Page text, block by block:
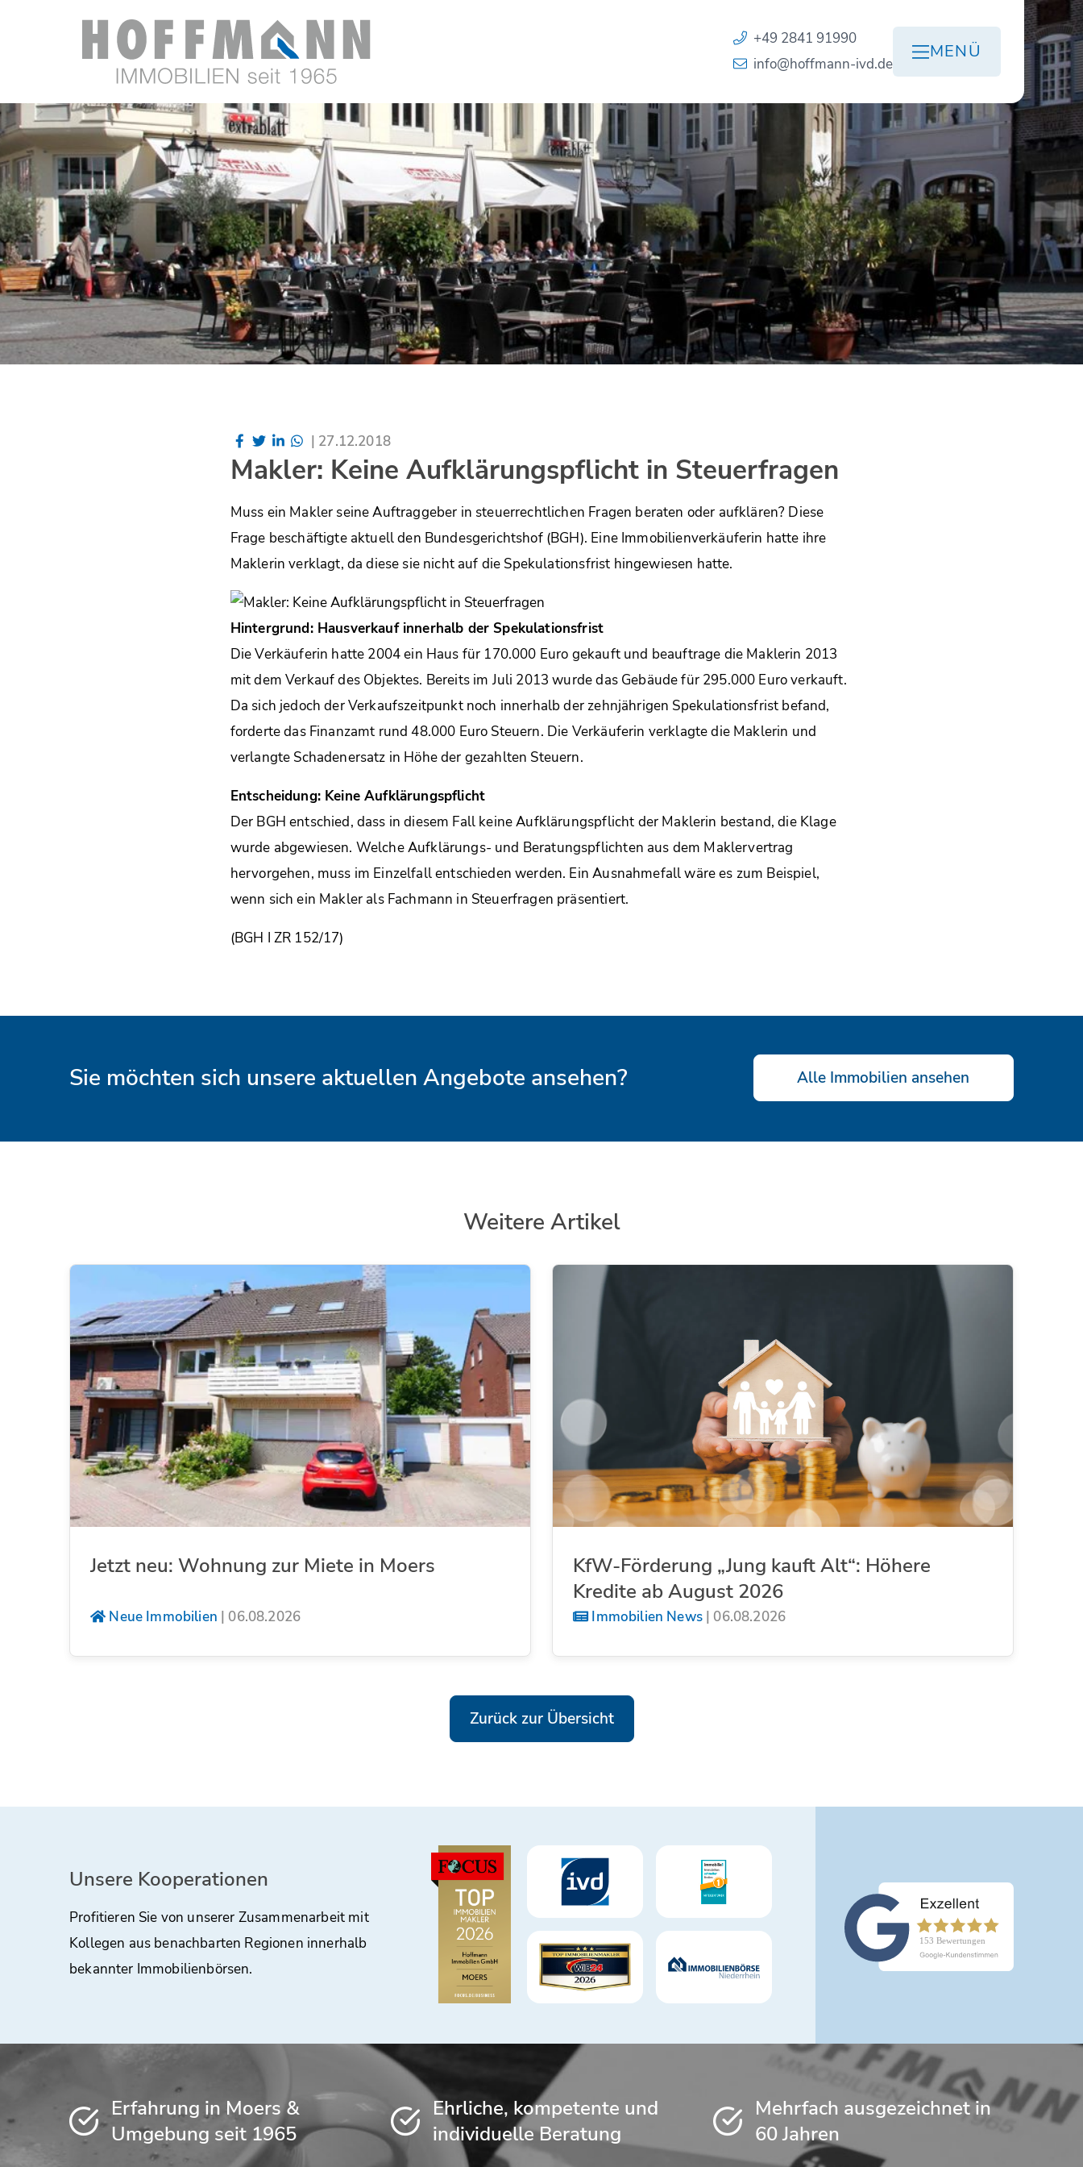
+49 2841 91990
info@hoffmann-ivd.de
MENÜ
| 27.12.2018
Makler: Keine Aufklärungspflicht in Steuerfragen
Muss ein Makler seine Auftraggeber in steuerrechtlichen Fragen beraten oder aufklären? Diese
Frage beschäftigte aktuell den Bundesgerichtshof (BGH). Eine Immobilienverkäuferin hatte ihre
Maklerin verklagt, da diese sie nicht auf die Spekulationsfrist hingewiesen hatte.
Hintergrund: Hausverkauf innerhalb der Spekulationsfrist
Die Verkäuferin hatte 2004 ein Haus für 170.000 Euro gekauft und beauftrage die Maklerin 2013
mit dem Verkauf des Objektes. Bereits im Juli 2013 wurde das Gebäude für 295.000 Euro verkauft.
Da sich jedoch der Verkaufszeitpunkt noch innerhalb der zehnjährigen Spekulationsfrist befand,
forderte das Finanzamt rund 48.000 Euro Steuern. Die Verkäuferin verklagte die Maklerin und
verlangte Schadenersatz in Höhe der gezahlten Steuern.
Entscheidung: Keine Aufklärungspflicht
Der BGH entschied, dass in diesem Fall keine Aufklärungspflicht der Maklerin bestand, die Klage
wurde abgewiesen. Welche Aufklärungs- und Beratungspflichten aus dem Maklervertrag
hervorgehen, muss im Einzelfall entschieden werden. Ein Ausnahmefall wäre es zum Beispiel,
wenn sich ein Makler als Fachmann in Steuerfragen präsentiert.
(BGH I ZR 152/17)
Sie möchten sich unsere aktuellen Angebote ansehen? Alle Immobilien ansehen
Weitere Artikel
Jetzt neu: Wohnung zur Miete in Moers
Neue Immobilien | 06.08.2026
KfW-Förderung „Jung kauft Alt“: Höhere
Kredite ab August 2026
Immobilien News| 06.08.2026
Zurück zur Übersicht
Unsere Kooperationen
Profitieren Sie von unserer Zusammenarbeit mit
Kollegen aus benachbarten Regionen innerhalb
bekannter Immobilienbörsen.
Erfahrung in Moers &
Umgebung seit 1965
Ehrliche, kompetente und
individuelle Beratung
Mehrfach ausgezeichnet in
60 Jahren